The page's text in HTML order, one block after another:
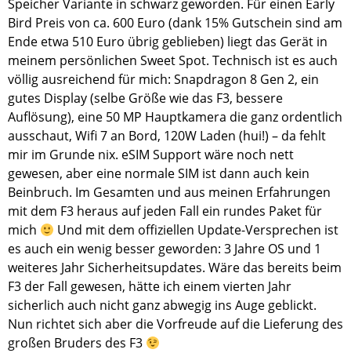
Speicher Variante in schwarz geworden. Für einen Early
Bird Preis von ca. 600 Euro (dank 15% Gutschein sind am
Ende etwa 510 Euro übrig geblieben) liegt das Gerät in
meinem persönlichen Sweet Spot. Technisch ist es auch
völlig ausreichend für mich: Snapdragon 8 Gen 2, ein
gutes Display (selbe Größe wie das F3, bessere
Auflösung), eine 50 MP Hauptkamera die ganz ordentlich
ausschaut, Wifi 7 an Bord, 120W Laden (hui!) – da fehlt
mir im Grunde nix. eSIM Support wäre noch nett
gewesen, aber eine normale SIM ist dann auch kein
Beinbruch. Im Gesamten und aus meinen Erfahrungen
mit dem F3 heraus auf jeden Fall ein rundes Paket für
mich
Und mit dem offiziellen Update-Versprechen ist
es auch ein wenig besser geworden: 3 Jahre OS und 1
weiteres Jahr Sicherheitsupdates. Wäre das bereits beim
F3 der Fall gewesen, hätte ich einem vierten Jahr
sicherlich auch nicht ganz abwegig ins Auge geblickt.
Nun richtet sich aber die Vorfreude auf die Lieferung des
großen Bruders des F3